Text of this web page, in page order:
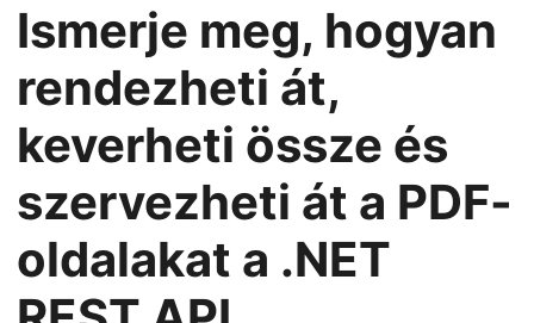
v
i
g
t
i
o
n
Ismerje meg, hogyan
rendezheti át,
keverheti össze és
szervezheti át a PDF-
oldalakat a .NET